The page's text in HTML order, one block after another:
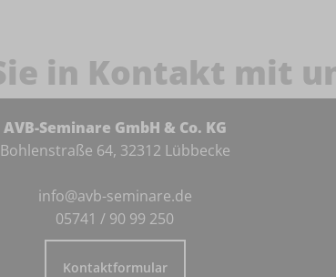
in Kontakt mit
AVB-Seminare GmbH & Co. KG
Bohlenstraße 64, 32312 Lübbecke
info@avb-seminare.de
05741 / 90 99 250
Kontaktformular